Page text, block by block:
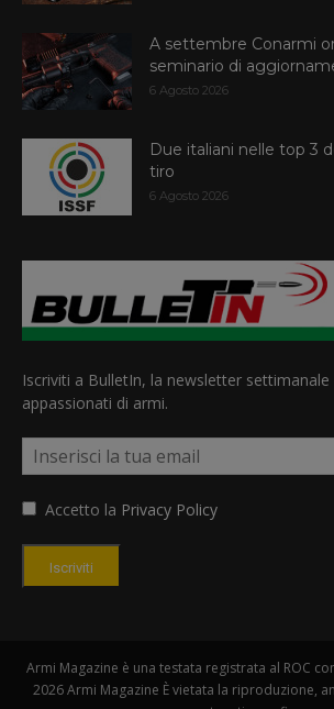
A settembre Conarmi
seminario di
6 Agosto 2026
Due italiani nelle top 3
tiro
6 Agosto 2026
Iscriviti a BulletIn, la newsletter settimanale
appassionati di armi.
Accetto la Privacy Policy
Iscriviti
Armi Magazine è una testata registrata al ROC
2026 Armi Magazine È vietata la riproduzione,